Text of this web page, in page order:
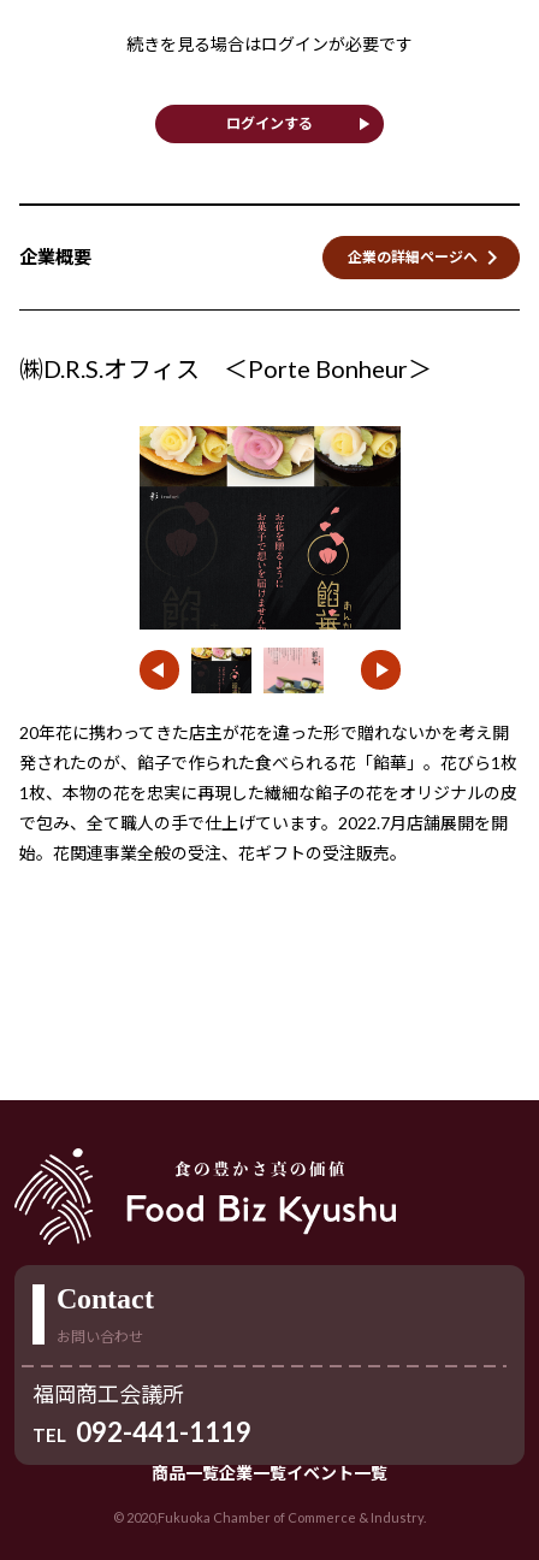
続きを見る場合はログインが必要です
ログインする play_arrow
企業概要 企業の詳細ページへ keyboard_arrow_right
㈱D.R.S.オフィス ＜Porte Bonheur＞
20年花に携わってきた店主が花を違った形で贈れないかを考え開
発されたのが、餡子で作られた食べられる花「餡華」。花びら1枚
1枚、本物の花を忠実に再現した繊細な餡子の花をオリジナルの皮
で包み、全て職人の手で仕上げています。2022.7月店舗展開を開
始。花関連事業全般の受注、花ギフトの受注販売。
Contact
お問い合わせ
福岡商工会議所
TEL 092-441-1119
商品一覧企業一覧イベント一覧
© 2020,Fukuoka Chamber of Commerce & Industry.